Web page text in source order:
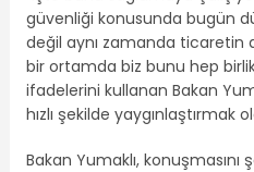
güvenliği konusunda bugün
değil aynı zamanda ticaretin
bir ortamda biz bunu hep
ifadelerini kullanan Bakan
hızlı şekilde yaygınlaştırmak
Bakan Yumaklı, konuşmasını